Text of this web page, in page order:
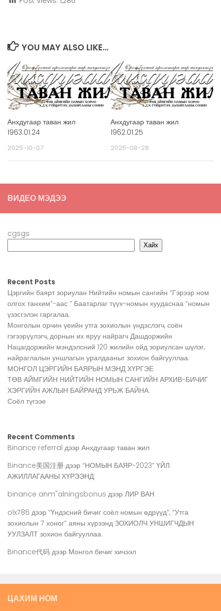
YOU MAY ALSO LIKE...
Анхдугаар таван жил
1963.01.24
2025-10-07
Анхдугаар таван жил
1962.01.25
2025-08-28
ВИДЕО МЭДЭЭ
cgsgs
Хайх
Recent Posts
Цэргийн баярт зориулан Нийтийн номын сангийн “Гэрээр ном
олгох танхим”-аас ” Баатарлаг түүх-номын хуудаснаа “номын
үзэсгэлэн гаргалаа.
Монголын орчин үеийн утга зохиолын үндэслэгч, соён
гэгээрүүлэгч, дорнын их яруу найрагч Дашдоржийн
Нацагдоржийн мэндэлсний 120 жилийн ойд зориулсан шүлэг,
найраглалын уншлагын уралдааныг зохион байгууллаа.
МОНГОЛ ЦЭРГИЙН БАЯРЫН МЭНД ХҮРГЭЕ
ТӨВ АЙМГИЙН НИЙТИЙН НОМЫН САНГИЙН АРХИВ-БИЧИГ
ХЭРГИЙН АЖЛЫН БАЙРАНД УРЬЖ БАЙНА.
Соёл түгээе
Recent Comments
Binance referral дээр Анхдугаар таван жил
Binance美国注册 дээр “НОМЫН БАЯР-2023” ҮЙЛ
АЖИЛЛАГААНЫ ХҮРЭЭНД:
binance anm"alningsbonus дээр ЛИР ВАН
olx786 дээр “Үндэсний бичиг соёл номын өдрүүд”, “Утга
зохиолын 7 хоног” аяны хүрээнд ЗОХИОЛЧ УНШИГЧДЫН
УУЛЗАЛТ зохион байгууллаа.
Binance代码 дээр Монгол бичиг хичээл
ЦАХИМ НОМ